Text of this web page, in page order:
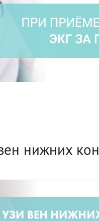
нижних